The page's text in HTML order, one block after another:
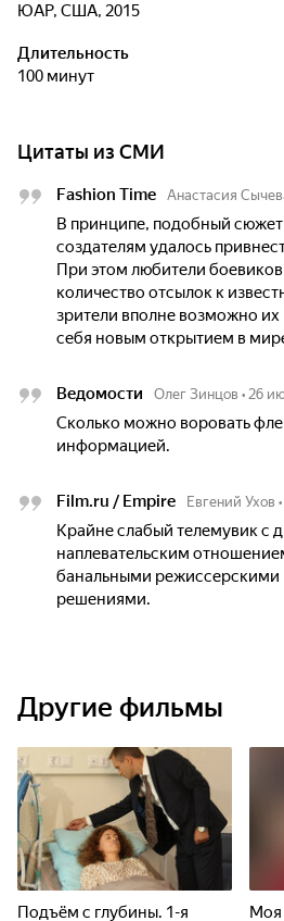
ЮАР, США, 2015
Длительность
100 минут
Цитаты из СМИ
Fashion Time Анастасия
В принципе, подобный сюжет
создателям удалось
При этом любители
количество отсылок к
зрители вполне возможно их
себя новым открытием в
Ведомости Олег Зинцов • 26
Сколько можно воровать
информацией.
Film.ru / Empire Евгений Ухов •
Крайне слабый телемувик с
наплевательским
банальными режиссерскими
решениями.
Другие фильмы
Подъём с глубины. 1-я Моя